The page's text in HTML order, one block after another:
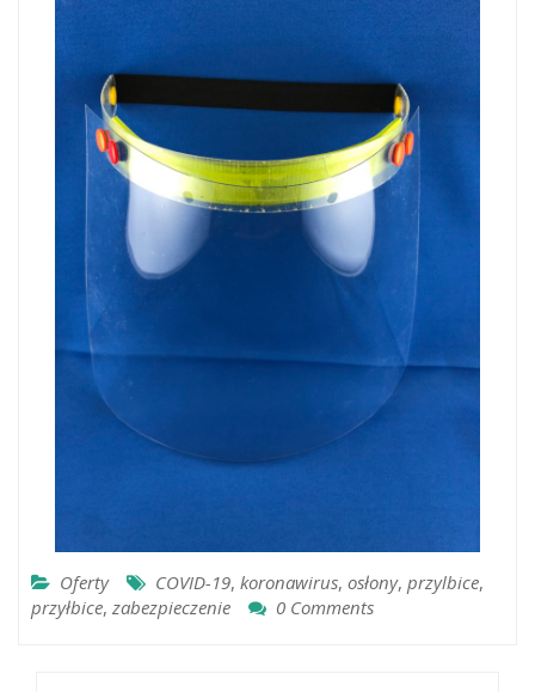
Oferty COVID-19, koronawirus, osłony, przylbice,
przyłbice, zabezpieczenie 0 Comments